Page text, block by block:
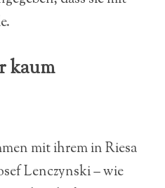
kaum
mit ihrem in Riesa
Lenczynski – wie